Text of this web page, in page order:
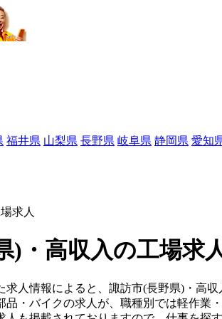
福井県 山梨県 長野県 岐阜県 静岡県 愛知
求人
)・高収入の工場求
求人情報によると、諏訪市(長野県)・高
品・バイクの求人が、職種別では軽作業